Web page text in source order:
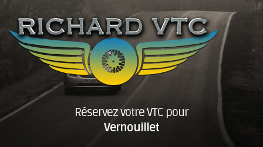
Réservez votre VTC pour
Vernouillet